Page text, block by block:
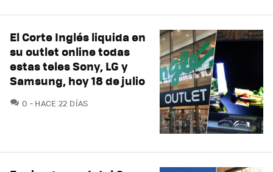
El Corte Inglés liquida en
su outlet online todas
estas teles Sony, LG y
Samsung, hoy 18 de julio
0 COMENTARIOS
HACE 22 DÍAS